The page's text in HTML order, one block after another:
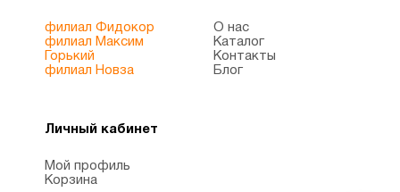
филиал Фидокор
филиал Максим
Горький
филиал Новза
О нас
Каталог
Контакты
Блог
Личный кабинет
Мой профиль
Корзина